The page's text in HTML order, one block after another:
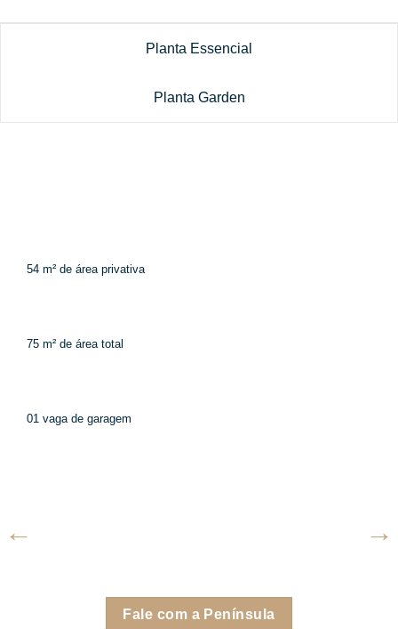
Planta Essencial
Planta Garden
54 m² de área privativa
75 m² de área total
01 vaga de garagem
Fale com a Península